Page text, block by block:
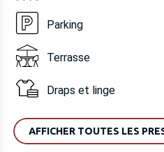
Parking
Terrasse
Draps et linge
AFFICHER TOUTES LES